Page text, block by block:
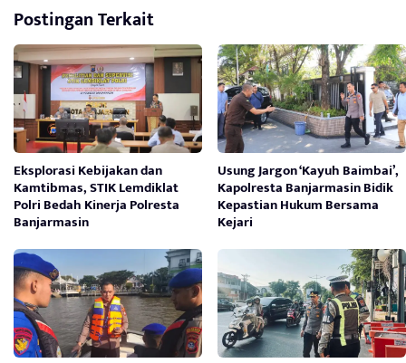
Postingan Terkait
Eksplorasi Kebijakan dan
Kamtibmas, STIK Lemdiklat
Polri Bedah Kinerja Polresta
Banjarmasin
Usung Jargon ‘Kayuh Baimbai’,
Kapolresta Banjarmasin Bidik
Kepastian Hukum Bersama
Kejari